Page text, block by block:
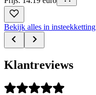
Bekijk alles in insteekketting
Klantreviews